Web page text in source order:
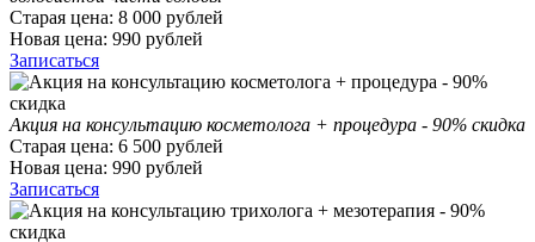
Старая цена: 8 000 рублей
Новая цена: 990 рублей
Записаться
Акция на консультацию косметолога + процедура - 90% скидка
Старая цена: 6 500 рублей
Новая цена: 990 рублей
Записаться